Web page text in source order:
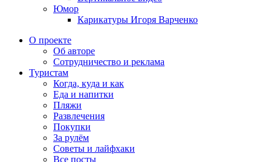
Юмор
Карикатуры Игоря Варченко
О проекте
Об авторе
Сотрудничество и реклама
Туристам
Когда, куда и как
Еда и напитки
Пляжи
Развлечения
Покупки
За рулём
Советы и лайфхаки
Все посты